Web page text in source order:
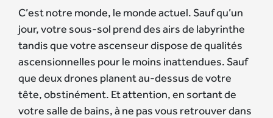
C’est notre monde, le monde actuel. Sauf qu’un
jour, votre sous-sol prend des airs de labyrinthe
tandis que votre ascenseur dispose de qualités
ascensionnelles pour le moins inattendues. Sauf
que deux drones planent au-dessus de votre
tête, obstinément. Et attention, en sortant de
votre salle de bains, à ne pas vous retrouver dans